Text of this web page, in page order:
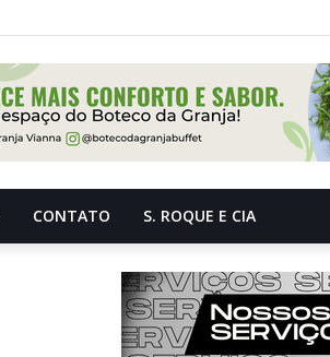
CONTATO S. ROQUE E CIA